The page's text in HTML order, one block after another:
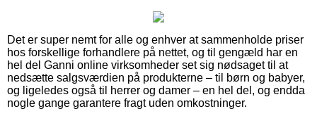
Det er super nemt for alle og enhver at sammenholde priser
hos forskellige forhandlere på nettet, og til gengæld har en
hel del Ganni online virksomheder set sig nødsaget til at
nedsætte salgsværdien på produkterne – til børn og babyer,
og ligeledes også til herrer og damer – en hel del, og endda
nogle gange garantere fragt uden omkostninger.